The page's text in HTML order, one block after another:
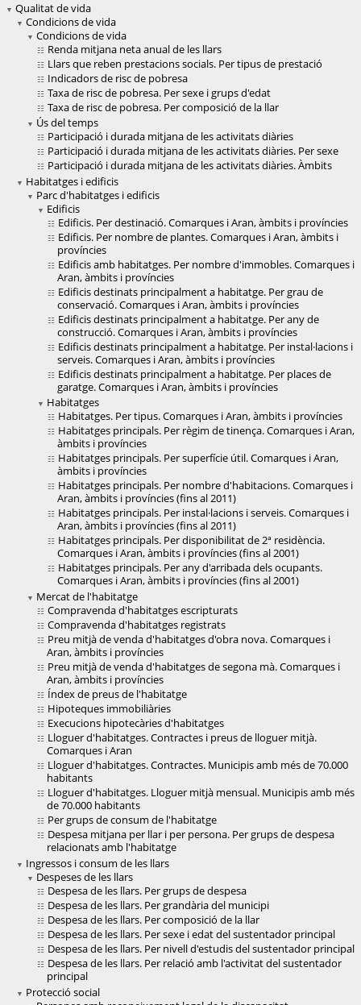
Qualitat de vida
Condicions de vida
Condicions de vida
Renda mitjana neta anual de les llars
Llars que reben prestacions socials. Per tipus de prestació
Indicadors de risc de pobresa
Taxa de risc de pobresa. Per sexe i grups d'edat
Taxa de risc de pobresa. Per composició de la llar
Ús del temps
Participació i durada mitjana de les activitats diàries
Participació i durada mitjana de les activitats diàries. Per sexe
Participació i durada mitjana de les activitats diàries. Àmbits
Habitatges i edificis
Parc d'habitatges i edificis
Edificis
Edificis. Per destinació. Comarques i Aran, àmbits i províncies
Edificis. Per nombre de plantes. Comarques i Aran, àmbits i
províncies
Edificis amb habitatges. Per nombre d'immobles. Comarques i
Aran, àmbits i províncies
Edificis destinats principalment a habitatge. Per grau de
conservació. Comarques i Aran, àmbits i províncies
Edificis destinats principalment a habitatge. Per any de
construcció. Comarques i Aran, àmbits i províncies
Edificis destinats principalment a habitatge. Per instal·lacions i
serveis. Comarques i Aran, àmbits i províncies
Edificis destinats principalment a habitatge. Per places de
garatge. Comarques i Aran, àmbits i províncies
Habitatges
Habitatges. Per tipus. Comarques i Aran, àmbits i províncies
Habitatges principals. Per règim de tinença. Comarques i Aran,
àmbits i províncies
Habitatges principals. Per superfície útil. Comarques i Aran,
àmbits i províncies
Habitatges principals. Per nombre d'habitacions. Comarques i
Aran, àmbits i províncies (fins al 2011)
Habitatges principals. Per instal·lacions i serveis. Comarques i
Aran, àmbits i províncies (fins al 2011)
Habitatges principals. Per disponibilitat de 2ª residència.
Comarques i Aran, àmbits i províncies (fins al 2001)
Habitatges principals. Per any d'arribada dels ocupants.
Comarques i Aran, àmbits i províncies (fins al 2001)
Mercat de l'habitatge
Compravenda d'habitatges escripturats
Compravenda d'habitatges registrats
Preu mitjà de venda d'habitatges d'obra nova. Comarques i
Aran, àmbits i províncies
Preu mitjà de venda d'habitatges de segona mà. Comarques i
Aran, àmbits i províncies
Índex de preus de l'habitatge
Hipoteques immobiliàries
Execucions hipotecàries d'habitatges
Lloguer d'habitatges. Contractes i preus de lloguer mitjà.
Comarques i Aran
Lloguer d'habitatges. Contractes. Municipis amb més de 70.000
habitants
Lloguer d'habitatges. Lloguer mitjà mensual. Municipis amb més
de 70.000 habitants
Per grups de consum de l'habitatge
Despesa mitjana per llar i per persona. Per grups de despesa
relacionats amb l'habitatge
Ingressos i consum de les llars
Despeses de les llars
Despesa de les llars. Per grups de despesa
Despesa de les llars. Per grandària del municipi
Despesa de les llars. Per composició de la llar
Despesa de les llars. Per sexe i edat del sustentador principal
Despesa de les llars. Per nivell d'estudis del sustentador principal
Despesa de les llars. Per relació amb l'activitat del sustentador
principal
Protecció social